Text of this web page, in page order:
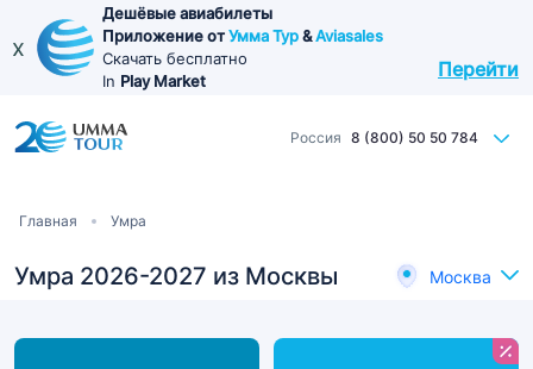
Перейти
основному
x
Дешёвые авиабилеты
Приложение отУмма Тур&Aviasales
Скачать бесплатно
In Play Market Перейти
Россия 8 (800) 50 50 784
Строка
навигации
Главная Умра
Умра 2026-2027 из Москвы Москва